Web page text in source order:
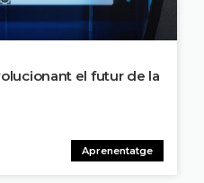
Aprenentatge
el futur de la